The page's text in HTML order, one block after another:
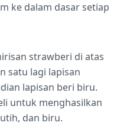
ke dalam dasar setiap
strawberi di atas
satu lagi lapisan
lapisan beri biru.
untuk menghasilkan
dan biru.